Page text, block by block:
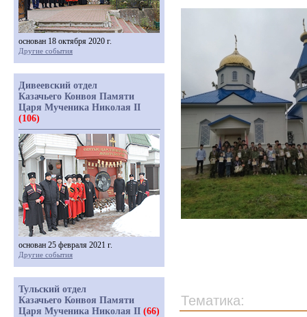
Тематика:
основан 18 октября 2020 г.
Другие события
Дивеевский отдел
Казачьего Конвоя Памяти
Царя Мученика Николая II
(106)
основан 25 февраля 2021 г.
Другие события
Тульский отдел
Казачьего Конвоя Памяти
Царя Мученика Николая II (66)